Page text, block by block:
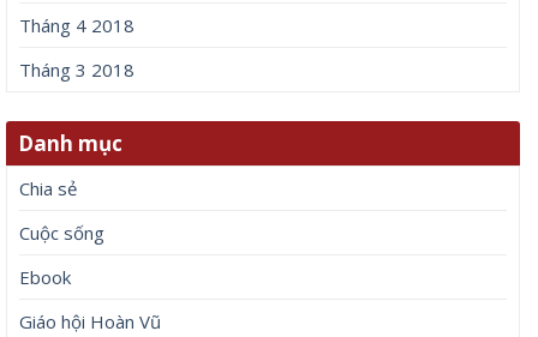
Tháng 4 2018
Tháng 3 2018
Danh mục
Chia sẻ
Cuộc sống
Ebook
Giáo hội Hoàn Vũ